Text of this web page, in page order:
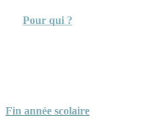
Pour qui ?
Fin année scolaire